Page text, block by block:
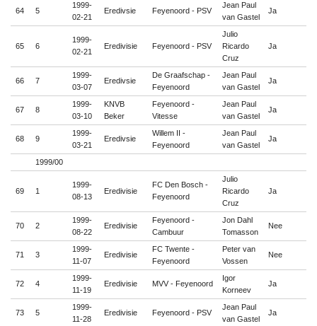
64 5
1999-
02-21
Eredivsie Feyenoord - PSV
Jean Paul
van Gastel
Ja
65 6
1999-
02-21
Eredivisie Feyenoord - PSV
Julio
Ricardo
Cruz
Ja
66 7
1999-
03-07
Eredivsie
De Graafschap -
Feyenoord
Jean Paul
van Gastel
Ja
67 8
1999-
03-10
KNVB
Beker
Feyenoord -
Vitesse
Jean Paul
van Gastel
Ja
68 9
1999-
03-21
Eredivsie
Willem II -
Feyenoord
Jean Paul
van Gastel
Ja
1999/00
69 1
1999-
08-13
Eredivisie
FC Den Bosch -
Feyenoord
Julio
Ricardo
Cruz
Ja
70 2
1999-
08-22
Eredivisie
Feyenoord -
Cambuur
Jon Dahl
Tomasson
Nee
71 3
1999-
11-07
Eredivisie
FC Twente -
Feyenoord
Peter van
Vossen
Nee
72 4
1999-
11-19
Eredivisie MVV - Feyenoord
Igor
Korneev
Ja
73 5
1999-
11-28
Eredivisie Feyenoord - PSV
Jean Paul
van Gastel
Ja